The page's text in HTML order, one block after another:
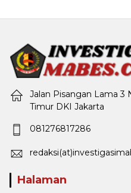
Jalan Pisangan Lama 3
Timur DKI Jakarta
081276817286
Halaman